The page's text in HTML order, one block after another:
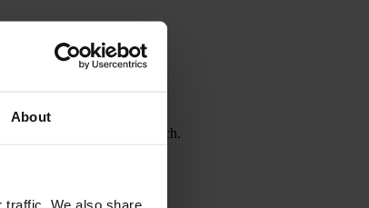
About
traffic. We also share
technických podrobnostech.